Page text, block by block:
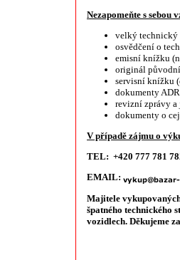
Nezapomeňte s
velký technický
osvědčení o
emisní knížku
originál
servisní knížku
dokumenty
revizní zprávy a
dokumenty o
V případě zájmu o
TEL: +420 777 781
EMAIL:
Majitele
špatného technického
vozidlech. Děkujeme